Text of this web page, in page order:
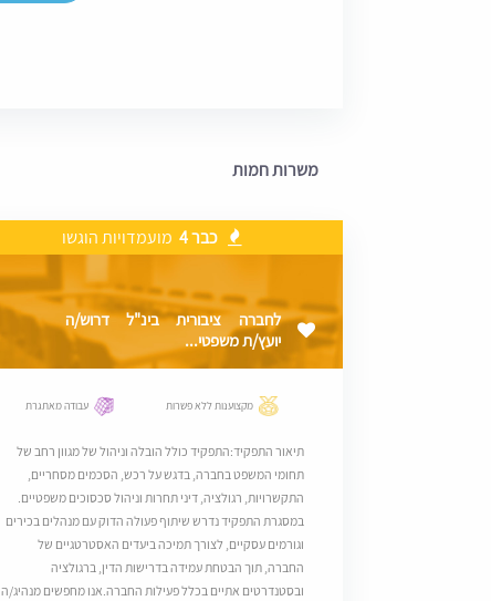
משרות חמות
כבר 4 מועמדויות הוגשו
לחברה ציבורית בינ"ל דרוש/ה
יועץ/ת משפטי...
מקצוענות ללא פשרות עבודה מאתגרת
תיאור התפקיד:התפקיד כולל הובלה וניהול של מגוון רחב של
תחומי המשפט בחברה, בדגש על רכש, הסכמים מסחריים,
התקשרויות, רגולציה, דיני תחרות וניהול סכסוכים משפטיים.
במסגרת התפקיד נדרש שיתוף פעולה הדוק עם מנהלים בכירים
וגורמים עסקיים, לצורך תמיכה ביעדים האסטרטגיים של
החברה, תוך הבטחת עמידה בדרישות הדין, ברגולציה
ובסטנדרטים אתיים בכלל פעילות החברה.אנו מחפשים מנהיג/ה